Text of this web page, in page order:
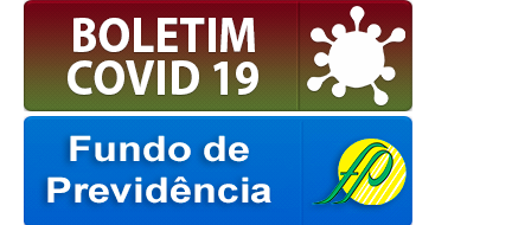
powered by WPCookiePro